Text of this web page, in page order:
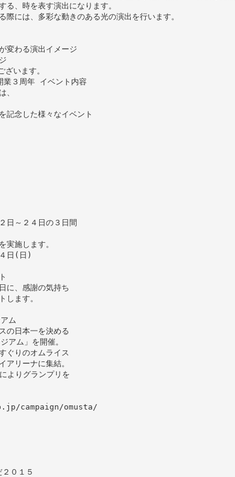
る、時を表す演出になります。
際には、多彩な動きのある光の演出を行います。
変わる演出イメージ
います。
業３周年 イベント内容
、
記念した様々なイベント
日～２４日の３日間
実施します。
日(日)
に、感謝の気持ち
します。
ム
の日本一を決める
アム」を開催。
ぐりのオムライス
アリーナに集結。
よりグランプリを
campaign/omusta/
０１５